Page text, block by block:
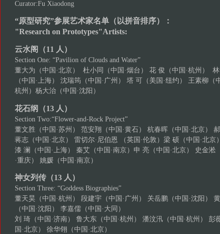
Curator:Fu Xiaodong
“原型研究”参展艺术家名单（以拼音排序）：
"Research on Prototypes"Artists:
云水阁（11 人）
Section One: “Pavilion of Clouds and Water”
董大为（中国·北京） 杜小同（中国·烟台） 花 俊（中国·杭州）
（中国·上海） 沈瑞筠（中国·广州） 塔 可（美国·纽约） 王素柳
杭州）杨大治（中国·沈阳）
花石纲（13 人）
Section Two:“Flower-and-Rock Project”
董文胜（中国·苏州） 范安翔（中国·黄石） 杭春晖（中国·北京）
蒋志（中国·北京） 雷切尔·尼伯恩 （英国·伦敦）梁 硕（中国·北京
漆 澜（中国·上海） 秦艾（中国·南京）申 亮（中国·北京） 史金淞
·重庆） 姚媛（中国·南京）
神女列传（13 人）
Section Three: “Goddess Biographies”
董天昊（中国·杭州） 段建宇（中国·广州） 关岳鹏（中国·沈阳）
（中国·沈阳） 李嘉儒（中国·大同）
刘 琦（中国·济南） 鲁大东（中国·杭州） 潘汶汛（中国·杭州） 彭
国·北京） 徐华翎（中国·北京）